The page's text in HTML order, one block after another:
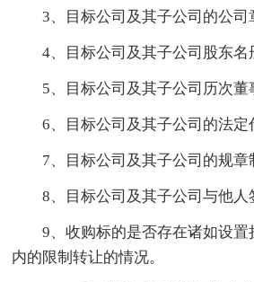
3、目标公司及其子公司的公司
4、目标公司及其子公司股东名
5、目标公司及其子公司历次董
6、目标公司及其子公司的法定
7、目标公司及其子公司的规章
8、目标公司及其子公司与他人
9、收购标的是否存在诸如设
内的限制转让的情况。